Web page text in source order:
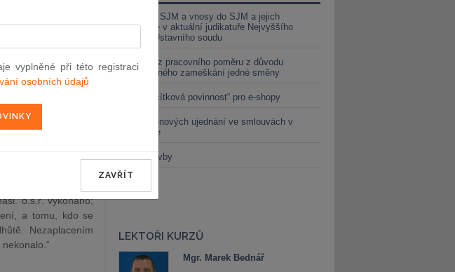
města R. proti
v Rokycanech pod
v Plzni ze dne
ze dne 4.9.2001,
srážkami z
k závěru, že
o.s.ř. vykonáno;
a tomu, kdo se
Nezaplacením
Vnosy ze SJM a vnosy do SJM a jejich
valorizace v aktuální judikatuře Nejvyššího
soudu a Ústavního soudu
Výpověď z pracovního poměru z důvodu
neomluveného zameškání jedné směny
Nová „tlačítková povinnost“ pro e-shopy
Změna cenových ujednání ve smlouvách v
energetice
Černé stavby
LEKTOŘI KURZŮ
Mgr. Marek Bednář
vyplněné při této registraci
osobních údajů
ZAVŘÍT